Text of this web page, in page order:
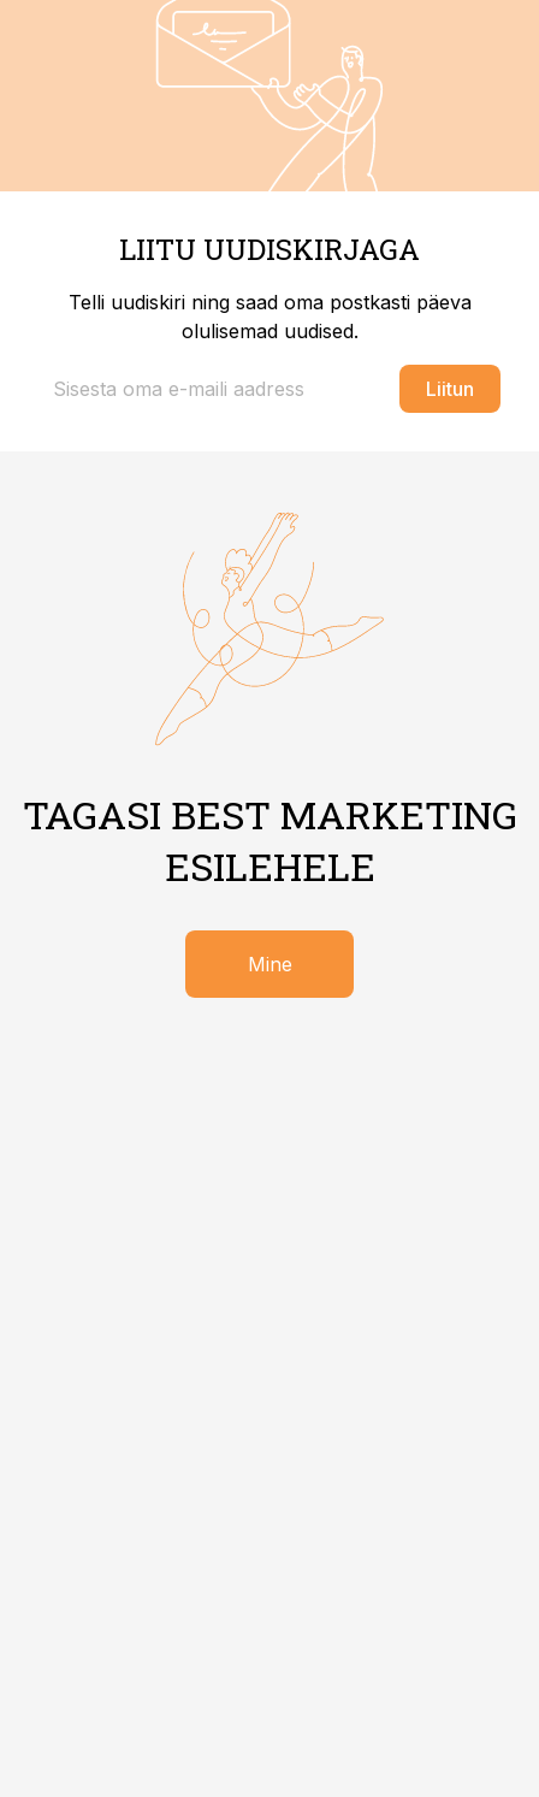
LIITU UUDISKIRJAGA
Telli uudiskiri ning saad oma postkasti päeva
olulisemad uudised.
Liitun
TAGASI BEST MARKETING
ESILEHELE
Mine